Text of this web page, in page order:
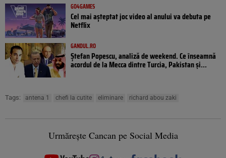
GO4GAMES
Cel mai așteptat joc video al anului va debuta pe
Netflix
GANDUL.RO
Ștefan Popescu, analiză de weekend. Ce înseamnă
acordul de la Mecca dintre Turcia, Pakistan şi...
Tags: antena 1 chefi la cutite eliminare richard abou zaki
Urmărește Cancan pe Social Media